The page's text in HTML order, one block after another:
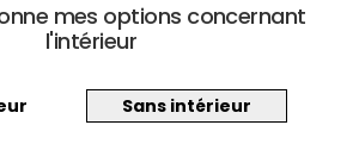
mes options concernant
l'intérieur
Sans intérieur